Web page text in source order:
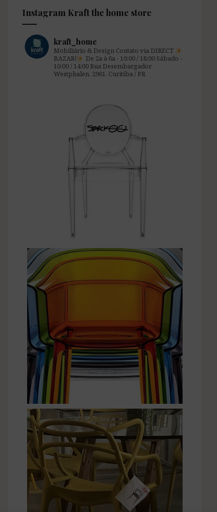
Instagram Kraft the home store
kraft_home
Mobiliário & Design Contato via DIRECT
BAZAR!
De 2a à 6a - 10:00 / 18:00 Sábado -
10:00 / 14:00 Rua Desembargador
Westphalen, 2961. Curitiba / PR